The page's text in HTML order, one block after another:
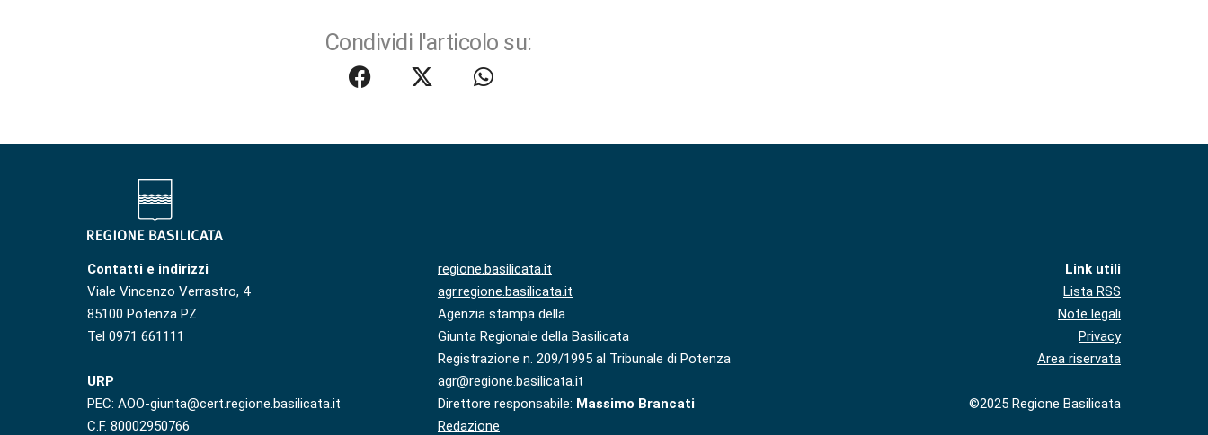
Condividi l'articolo su:
Contatti e indirizzi
Viale Vincenzo Verrastro, 4
85100 Potenza PZ
Tel 0971 661111
URP
PEC: AOO-giunta@cert.regione.basilicata.it
C.F. 80002950766
regione.basilicata.it
agr.regione.basilicata.it
Agenzia stampa della
Giunta Regionale della Basilicata
Registrazione n. 209/1995 al Tribunale di Potenza
agr@regione.basilicata.it
Direttore responsabile: Massimo Brancati
Redazione
Link utili
Lista RSS
Note legali
Privacy
Area riservata
©2025 Regione Basilicata